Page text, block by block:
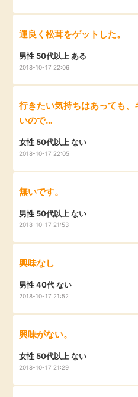
運良く松茸をゲットした。
男性 50代以上 ある
2018-10-17 22:06
行きたい気持ちはあっても
いので…
女性 50代以上 ない
2018-10-17 22:05
無いです。
男性 50代以上 ない
2018-10-17 21:53
興味なし
男性 40代 ない
2018-10-17 21:52
興味がない。
女性 50代以上 ない
2018-10-17 21:29